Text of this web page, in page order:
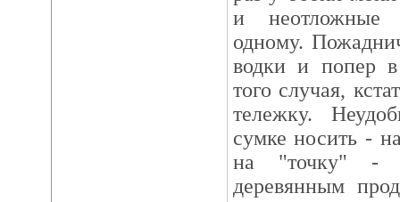
и неотложные
одному.
водки и попер
того случая,
тележку.
сумке носить -
на "точку" -
деревянным